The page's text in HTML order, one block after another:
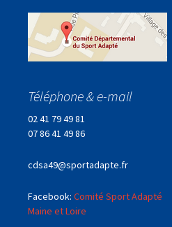
Téléphone & e-mail
02 41 79 49 81
07 86 41 49 86
cdsa49@sportadapte.fr
Facebook: Comité Sport Adapté
Maine et Loire